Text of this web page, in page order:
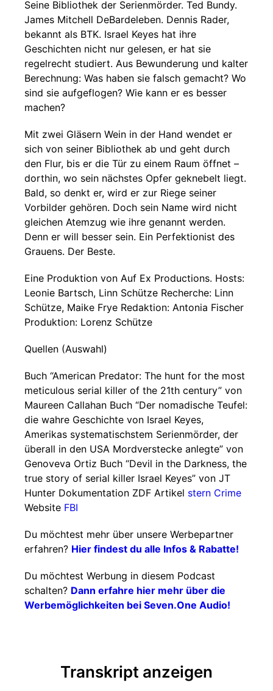
Seine Bibliothek der Serienmörder. Ted Bundy.
James Mitchell DeBardeleben. Dennis Rader,
bekannt als BTK. Israel Keyes hat ihre
Geschichten nicht nur gelesen, er hat sie
regelrecht studiert. Aus Bewunderung und kalter
Berechnung: Was haben sie falsch gemacht? Wo
sind sie aufgeflogen? Wie kann er es besser
machen?
Mit zwei Gläsern Wein in der Hand wendet er
sich von seiner Bibliothek ab und geht durch
den Flur, bis er die Tür zu einem Raum öffnet –
dorthin, wo sein nächstes Opfer geknebelt liegt.
Bald, so denkt er, wird er zur Riege seiner
Vorbilder gehören. Doch sein Name wird nicht
gleichen Atemzug wie ihre genannt werden.
Denn er will besser sein. Ein Perfektionist des
Grauens. Der Beste.
Eine Produktion von Auf Ex Productions. Hosts:
Leonie Bartsch, Linn Schütze Recherche: Linn
Schütze, Maike Frye Redaktion: Antonia Fischer
Produktion: Lorenz Schütze
Quellen (Auswahl)
Buch “American Predator: The hunt for the most
meticulous serial killer of the 21th century” von
Maureen Callahan Buch “Der nomadische Teufel:
die wahre Geschichte von Israel Keyes,
Amerikas systematischstem Serienmörder, der
überall in den USA Mordverstecke anlegte” von
Genoveva Ortiz Buch “Devil in the Darkness, the
true story of serial killer Israel Keyes” von JT
Hunter Dokumentation ZDF Artikel stern Crime
Website FBI
Du möchtest mehr über unsere Werbepartner
erfahren? Hier findest du alle Infos & Rabatte!
Du möchtest Werbung in diesem Podcast
schalten? Dann erfahre hier mehr über die
Werbemöglichkeiten bei Seven.One Audio!
Transkript anzeigen